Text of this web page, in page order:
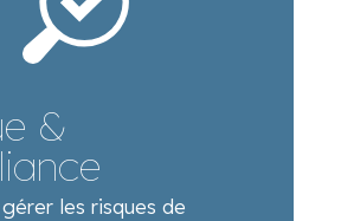
&
les risques de